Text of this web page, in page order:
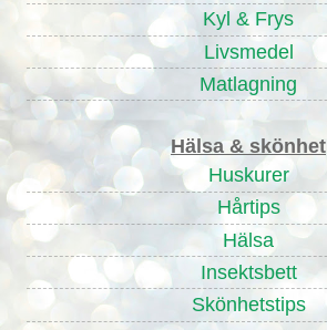
Kyl & Frys
Livsmedel
Matlagning
Hälsa & skönhet
Huskurer
Hårtips
Hälsa
Insektsbett
Skönhetstips